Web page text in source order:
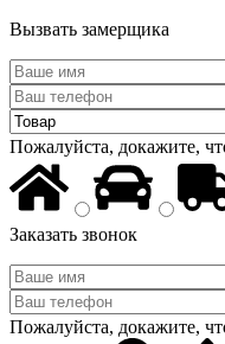
Вызвать замерщика
Пожалуйста, докажите,
Заказать звонок
Пожалуйста, докажите,